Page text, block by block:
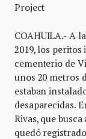
Project
COAHUILA.- A
2019, los
cementerio de
unos 20 metros
estaban
desaparecidas.
Rivas, que
quedó